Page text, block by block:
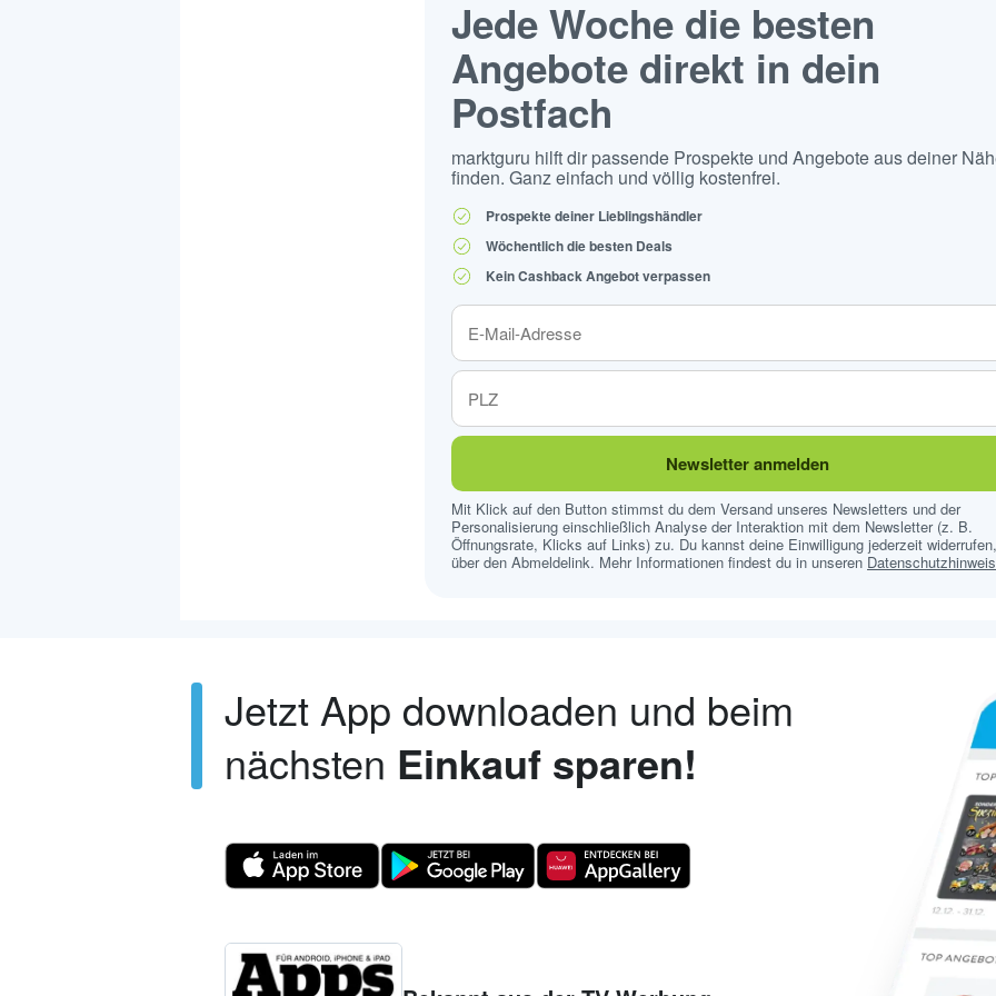
Jede Woche die besten
Angebote direkt in dein
Postfach
marktguru hilft dir passende Prospekte und Angebote aus deiner
finden. Ganz einfach und völlig kostenfrei.
Prospekte deiner Lieblingshändler
Wöchentlich die besten Deals
Kein Cashback Angebot verpassen
Newsletter anmelden
Mit Klick auf den Button stimmst du dem Versand unseres Newsletters und der
Personalisierung einschließlich Analyse der Interaktion mit dem Newsletter (z. B.
Öffnungsrate, Klicks auf Links) zu. Du kannst deine Einwilligung jederzeit
über den Abmeldelink. Mehr Informationen findest du in unseren
Jetzt App downloaden und beim
nächsten Einkauf sparen!